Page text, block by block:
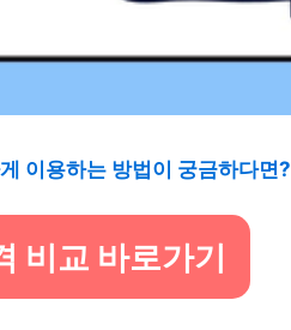
이용하는 방법이 궁금하다면?
비교 바로가기